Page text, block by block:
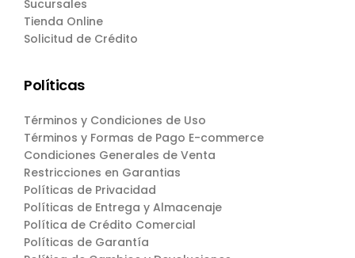
Sucursales
Tienda Online
Solicitud de Crédito
Políticas
Términos y Condiciones de Uso
Términos y Formas de Pago E-commerce
Condiciones Generales de Venta
Restricciones en Garantias
Políticas de Privacidad
Políticas de Entrega y Almacenaje
Política de Crédito Comercial
Políticas de Garantía